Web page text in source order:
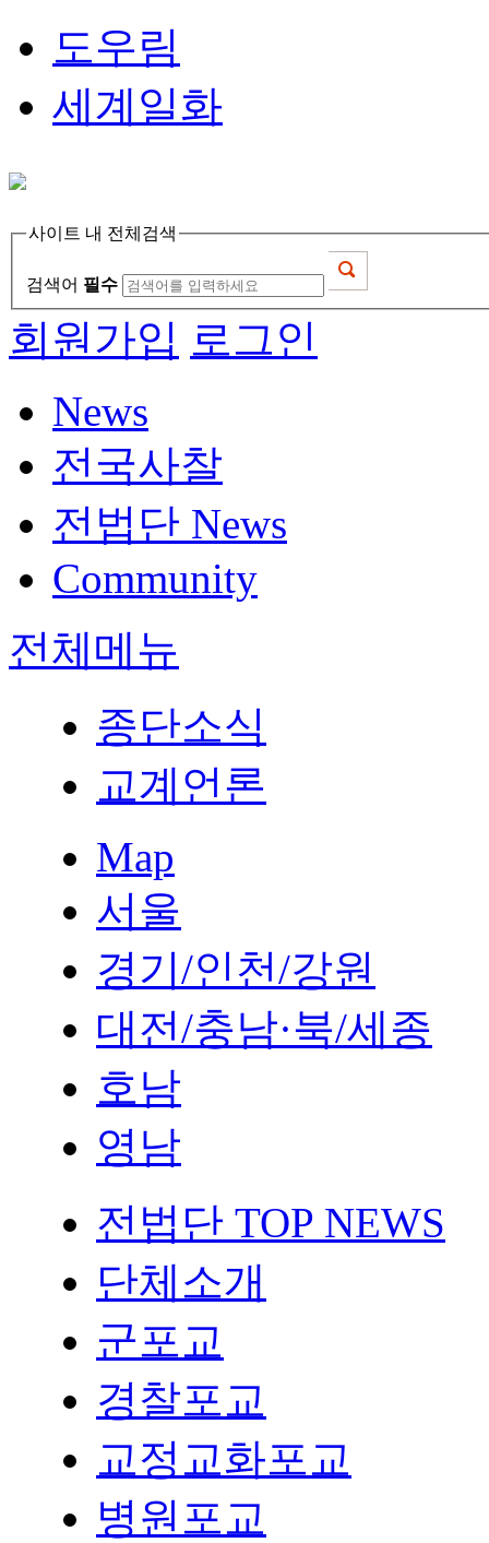
도우림
세계일화
사이트 내 전체검색
검색어 필수
회원가입 로그인
News
전국사찰
전법단 News
Community
전체메뉴
종단소식
교계언론
Map
서울
경기/인천/강원
대전/충남·북/세종
호남
영남
전법단 TOP NEWS
단체소개
군포교
경찰포교
교정교화포교
병원포교